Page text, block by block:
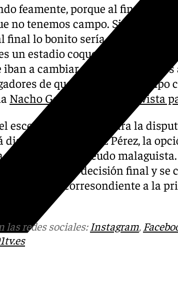
feamente, porque al final
no tenemos campo. Siempre es
final lo bonito sería que
un estadio coqueto y bonito, pero
iban a cambiar. Todavía seguimos
de que no tenemos campo
Nacho Goma en una entrevista
escenario escogido para la
disponible el Muñoz Pérez, la
enteros sobre el feudo
comunique la decisión final y se
el partido corresondiente a la
las redes sociales:Instagram,